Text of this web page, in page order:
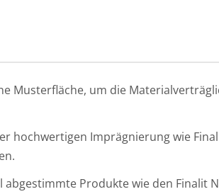
Musterfläche, um die
hochwertigen Imprägnierung wie
Produkte wie den Finalit